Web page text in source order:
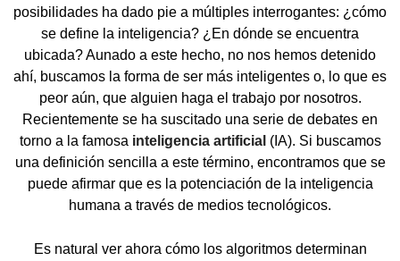
posibilidades ha dado pie a múltiples interrogantes: ¿cómo
se define la inteligencia? ¿En dónde se encuentra
ubicada? Aunado a este hecho, no nos hemos detenido
ahí, buscamos la forma de ser más inteligentes o, lo que es
peor aún, que alguien haga el trabajo por nosotros.
Recientemente se ha suscitado una serie de debates en
torno a la famosa inteligencia artificial (IA). Si buscamos
una definición sencilla a este término, encontramos que se
puede afirmar que es la potenciación de la inteligencia
humana a través de medios tecnológicos.
Es natural ver ahora cómo los algoritmos determinan